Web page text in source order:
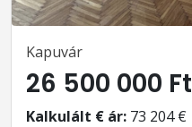
Kapuvár
26 500 000 Ft
Kalkulált € ár: 73 204 €